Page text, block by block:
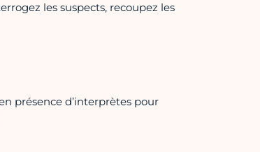
les suspects, recoupez les
présence d’interprètes pour